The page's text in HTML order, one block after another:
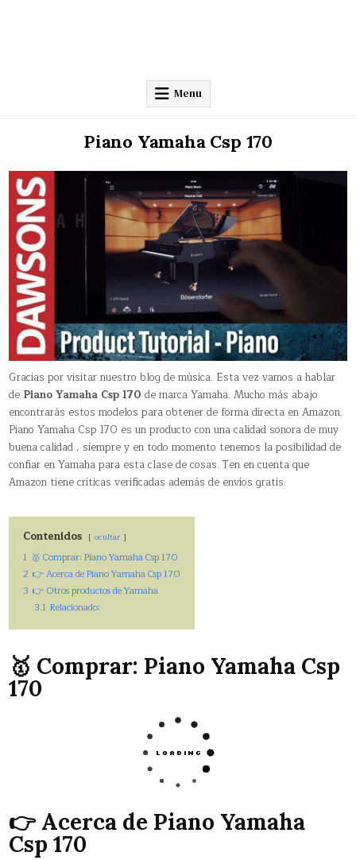
Menu
Piano Yamaha Csp 170
Gracias por visitar nuestro blog de música. Esta vez vamos a hablar
de Piano Yamaha Csp 170 de marca Yamaha. Mucho más abajo
encontrarás estos modelos para obtener de forma directa en Amazon.
Piano Yamaha Csp 170 es un producto con una calidad sonora de muy
buena calidad , siempre y en todo momento tenemos la posibilidad de
confiar en Yamaha para esta clase de cosas. Ten en cuenta que
Amazon tiene críticas verificadas además de envíos gratis.
Contenidos ocultar
1 🥇 Comprar: Piano Yamaha Csp 170
2 👉 Acerca de Piano Yamaha Csp 170
3 👉 Otros productos de Yamaha
3.1 Relacionado:
🥇 Comprar: Piano Yamaha Csp
170
👉 Acerca de Piano Yamaha
Csp 170